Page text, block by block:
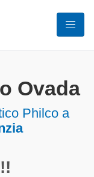
Ovada
Philco a